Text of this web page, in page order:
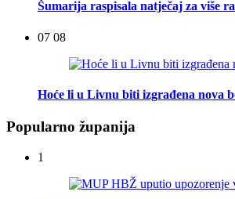
Šumarija raspisala natječaj za više
07 08
Hoće li u Livnu biti izgrađena nova
Popularno županija
1